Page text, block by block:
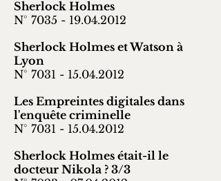
Sherlock Holmes
N° 7035 - 19.04.2012
Sherlock Holmes et Watson à
Lyon
N° 7031 - 15.04.2012
Les Empreintes digitales dans
l'enquête criminelle
N° 7031 - 15.04.2012
Sherlock Holmes était-il le
docteur Nikola ? 3/3